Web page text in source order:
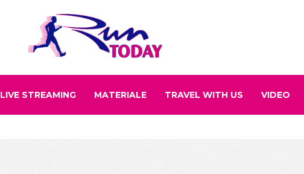
LIVE STREAMING MATERIALE TRAVEL WITH US VIDEO